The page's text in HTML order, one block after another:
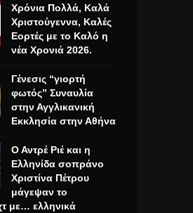
Χρόνια Πολλά, Καλά
Χριστούγεννα, Καλές
Εορτές με το Καλό η
νέα Χρονιά 2026.
Γένεσις “γιορτή
φωτός” Συναυλία
στην Αγγλικανική
Εκκλησία στην Αθήνα
Ο Αντρέ Ριέ και η
Ελληνίδα σοπράνο
Χριστίνα Πέτρου
μάγεψαν το
με… ελληνικά